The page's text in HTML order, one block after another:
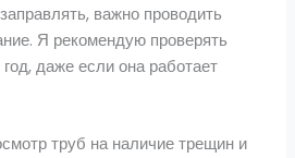
важно проводить
Я рекомендую проверять
даже если она работает
труб на наличие трещин и